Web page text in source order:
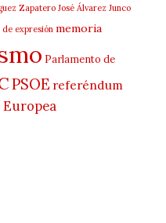
Zapatero José Álvarez Junco
expresión memoria
Parlamento de
PSOE referéndum